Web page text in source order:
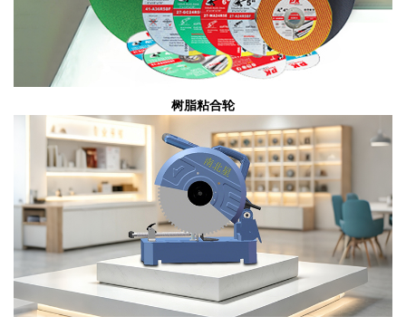
树脂粘合轮